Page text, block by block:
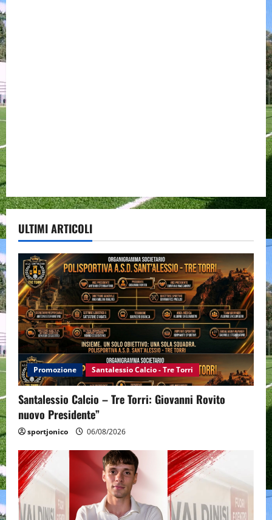
ULTIMI ARTICOLI
Promozione Santalessio Calcio - Tre Torri
Santalessio Calcio – Tre Torri: Giovanni Rovito
nuovo Presidente”
sportjonico 06/08/2026